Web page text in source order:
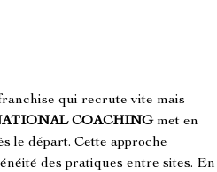
qui recrute vite mais
COACHING met en
le départ. Cette approche
des pratiques entre sites. En